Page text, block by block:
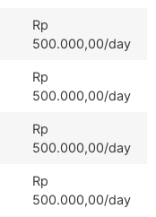
Rp
500.000,00/day
Rp
500.000,00/day
Rp
500.000,00/day
Rp
500.000,00/day